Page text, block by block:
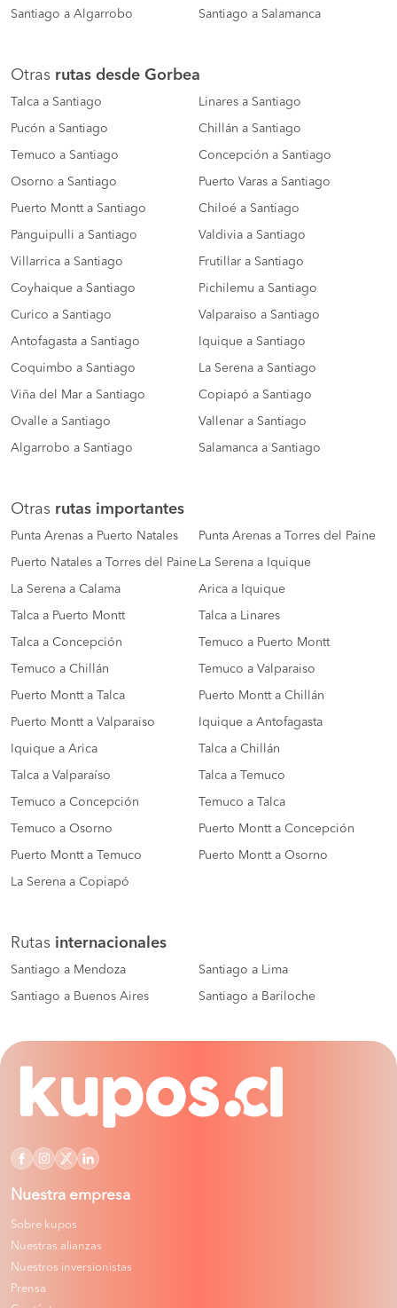
Santiago a Algarrobo Santiago a Salamanca
Otras rutas desde Gorbea
Talca a Santiago Linares a Santiago
Pucón a Santiago Chillán a Santiago
Temuco a Santiago Concepción a Santiago
Osorno a Santiago Puerto Varas a Santiago
Puerto Montt a Santiago Chiloé a Santiago
Panguipulli a Santiago Valdivia a Santiago
Villarrica a Santiago Frutillar a Santiago
Coyhaique a Santiago Pichilemu a Santiago
Curico a Santiago Valparaiso a Santiago
Antofagasta a Santiago Iquique a Santiago
Coquimbo a Santiago La Serena a Santiago
Viña del Mar a Santiago Copiapó a Santiago
Ovalle a Santiago Vallenar a Santiago
Algarrobo a Santiago Salamanca a Santiago
Otras rutas importantes
Punta Arenas a Puerto Natales Punta Arenas a Torres del Paine
Puerto Natales a Torres del Paine La Serena a Iquique
La Serena a Calama Arica a Iquique
Talca a Puerto Montt Talca a Linares
Talca a Concepción Temuco a Puerto Montt
Temuco a Chillán Temuco a Valparaiso
Puerto Montt a Talca Puerto Montt a Chillán
Puerto Montt a Valparaiso Iquique a Antofagasta
Iquique a Arica Talca a Chillán
Talca a Valparaíso Talca a Temuco
Temuco a Concepción Temuco a Talca
Temuco a Osorno Puerto Montt a Concepción
Puerto Montt a Temuco Puerto Montt a Osorno
La Serena a Copiapó
Rutas internacionales
Santiago a Mendoza Santiago a Lima
Santiago a Buenos Aires Santiago a Bariloche
Nuestra empresa
Sobre kupos
Nuestras alianzas
Nuestros inversionistas
Prensa